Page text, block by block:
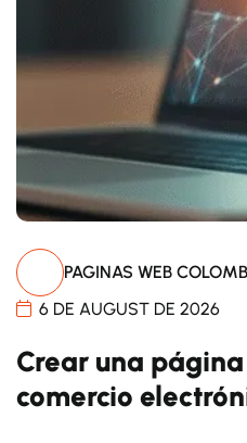
PAGINAS WEB
6 DE AUGUST DE 2026
Crear una
comercio